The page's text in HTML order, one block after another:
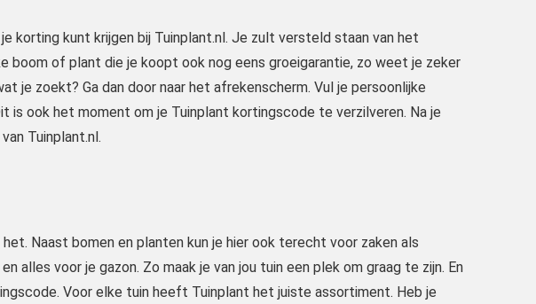
korting kunt krijgen bij Tuinplant.nl. Je zult versteld staan van het
boom of plant die je koopt ook nog eens groeigarantie, zo weet je zeker
je zoekt? Ga dan door naar het afrekenscherm. Vul je persoonlijke
is ook het moment om je Tuinplant kortingscode te verzilveren. Na je
Tuinplant.nl.
Naast bomen en planten kun je hier ook terecht voor zaken als
alles voor je gazon. Zo maak je van jou tuin een plek om graag te zijn. En
Voor elke tuin heeft Tuinplant het juiste assortiment. Heb je